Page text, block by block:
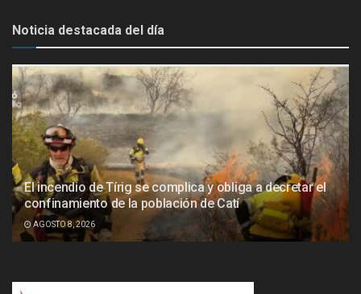
Noticia destacada del día
El incendio de Tírig se complica y obliga a decretar el
confinamiento de la población de Catí
AGOSTO 8, 2026